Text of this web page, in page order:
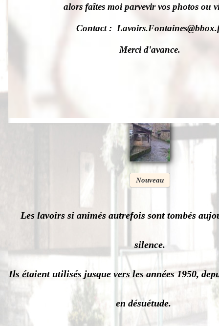
alors faîtes moi parvevir vos photos ou
Contact :
Merci d'avance.
Nouveau
Les lavoirs si animés autrefois sont tombés
silence.
Ils étaient utilisés jusque vers les années 1950,
en désuétude.